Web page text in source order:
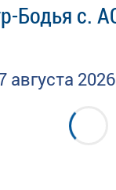
Бодья с.
августа 2026